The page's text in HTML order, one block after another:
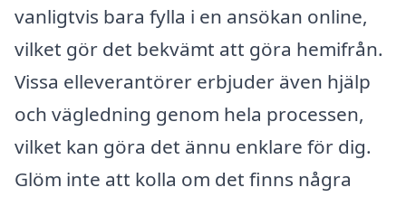
vanligtvis bara fylla i en ansökan online,
vilket gör det bekvämt att göra hemifrån.
Vissa elleverantörer erbjuder även hjälp
och vägledning genom hela processen,
vilket kan göra det ännu enklare för dig.
Glöm inte att kolla om det finns några